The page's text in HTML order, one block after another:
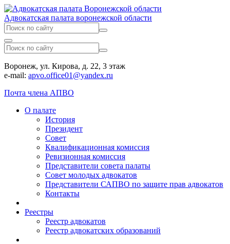
Адвокатская палата воронежской области
Воронеж, ул. Кирова, д. 22, 3 этаж
e-mail: apvo.office01@yandex.ru
Почта члена АПВО
О палате
История
Президент
Совет
Квалификационная комиссия
Ревизионная комиссия
Представители совета палаты
Совет молодых адвокатов
Представители САПВО по защите прав адвокатов
Контакты
Реестры
Реестр адвокатов
Реестр адвокатских образований